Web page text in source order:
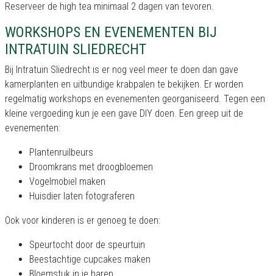
Reserveer de high tea minimaal 2 dagen van tevoren.
WORKSHOPS EN EVENEMENTEN BIJ
INTRATUIN SLIEDRECHT
Bij Intratuin Sliedrecht is er nog veel meer te doen dan gave
kamerplanten en uitbundige krabpalen te bekijken. Er worden
regelmatig workshops en evenementen georganiseerd. Tegen een
kleine vergoeding kun je een gave DIY doen. Een greep uit de
evenementen:
Plantenruilbeurs
Droomkrans met droogbloemen
Vogelmobiel maken
Huisdier laten fotograferen
Ook voor kinderen is er genoeg te doen:
Speurtocht door de speurtuin
Beestachtige cupcakes maken